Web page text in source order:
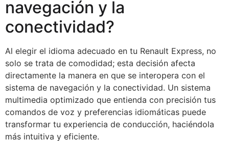
navegación y la
conectividad?
Al elegir el idioma adecuado en tu Renault Express, no
solo se trata de comodidad; esta decisión afecta
directamente la manera en que se interopera con el
sistema de navegación y la conectividad. Un sistema
multimedia optimizado que entienda con precisión tus
comandos de voz y preferencias idiomáticas puede
transformar tu experiencia de conducción, haciéndola
más intuitiva y eficiente.